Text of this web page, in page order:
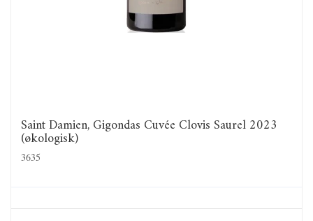
Saint Damien, Gigondas Cuvée Clovis Saurel 2023
(økologisk)
3635